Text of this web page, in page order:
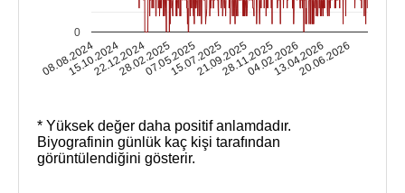
08.08.2024
15.10.202422.12.202428.02.202507.05.202515.07.202521.09.202528.11.202504.02.202613.04.2026
20.06.2026
0
* Yüksek değer daha positif anlamdadır.
Biyografinin günlük kaç kişi tarafından
görüntülendiğini gösterir.